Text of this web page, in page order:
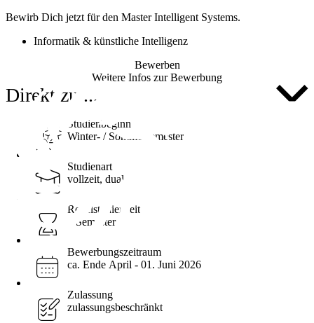
Bewirb Dich jetzt für den Master Intelligent Systems.
Informatik & künstliche Intelligenz
Bewerben
Weitere Infos zur Bewerbung
Direkt zu ...
Studienbeginn
Winter- / Sommersemester
Studienart
vollzeit, dual
Regelstudienzeit
3 Semester
Bewerbungszeitraum
ca. Ende April - ​01. Juni 2026
Zulassung
zulassungsbeschränkt